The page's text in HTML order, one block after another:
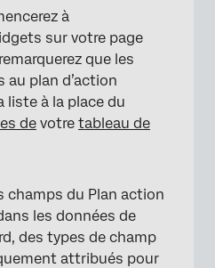
à
sur votre page
que les
plan d’action
liste à la place du
de votre tableau de
champs du Plan action
les données de
des types de champ
attribués pour